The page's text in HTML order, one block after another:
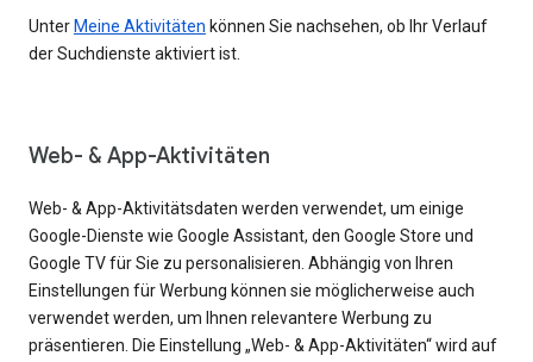
Unter Meine Aktivitäten können Sie nachsehen, ob Ihr Verlauf
der Suchdienste aktiviert ist.
Web- & App-Aktivitäten
Web- & App-Aktivitätsdaten werden verwendet, um einige
Google-Dienste wie Google Assistant, den Google Store und
Google TV für Sie zu personalisieren. Abhängig von Ihren
Einstellungen für Werbung können sie möglicherweise auch
verwendet werden, um Ihnen relevantere Werbung zu
präsentieren. Die Einstellung „Web- & App-Aktivitäten“ wird auf